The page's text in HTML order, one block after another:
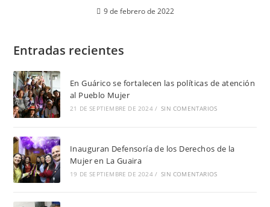
9 de febrero de 2022
Entradas recientes
En Guárico se fortalecen las políticas de atención
al Pueblo Mujer
21 DE SEPTIEMBRE DE 2024 / SIN COMENTARIOS
Inauguran Defensoría de los Derechos de la
Mujer en La Guaira
19 DE SEPTIEMBRE DE 2024 / SIN COMENTARIOS